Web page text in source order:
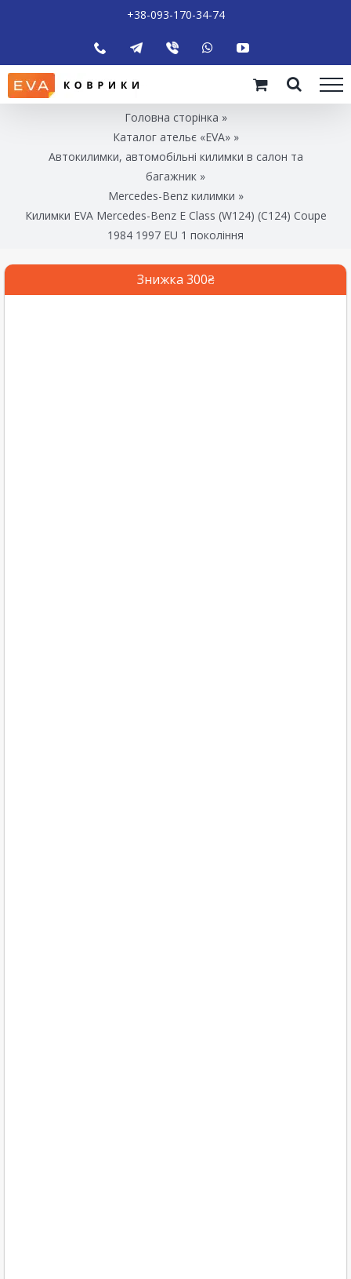
+38-093-170-34-74
Головна сторінка »
Каталог ательє «EVA»»
Автокилимки, автомобільні килимки в салон та
багажник »
Mercedes-Benz килимки »
Килимки EVA Mercedes-Benz E Class (W124) (C124) Coupe
1984 1997 EU 1 покоління
Знижка 300₴